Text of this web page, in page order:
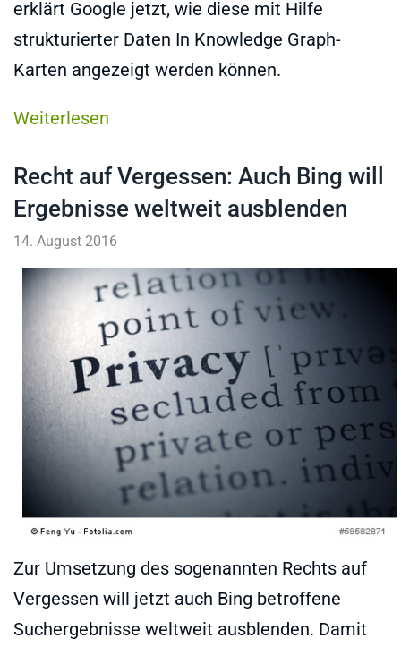
erklärt Google jetzt, wie diese mit Hilfe
strukturierter Daten In Knowledge Graph-
Karten angezeigt werden können.
Weiterlesen
Recht auf Vergessen: Auch Bing will
Ergebnisse weltweit ausblenden
14. August 2016
Zur Umsetzung des sogenannten Rechts auf
Vergessen will jetzt auch Bing betroffene
Suchergebnisse weltweit ausblenden. Damit